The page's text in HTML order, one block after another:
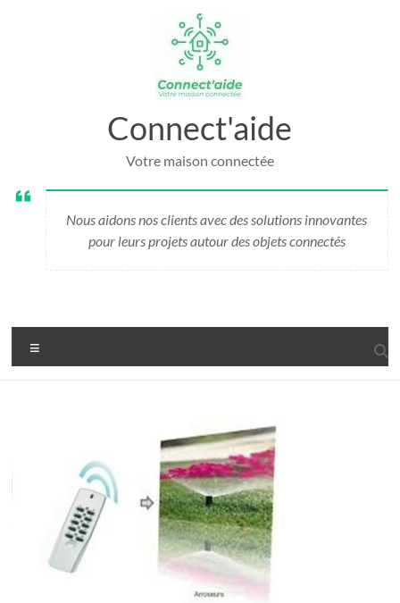
Connect'aide
Votre maison connectée
Nous aidons nos clients avec des solutions innovantes
pour leurs projets autour des objets connectés